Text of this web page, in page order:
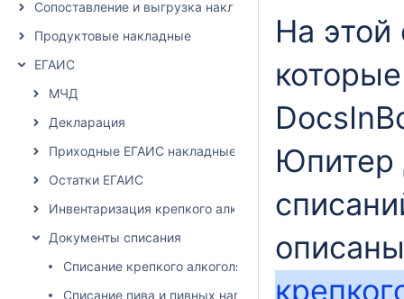
Сопоставление и выгрузка накладных в учетную систему
Продуктовые накладные
ЕГАИС
МЧД
Декларация
Приходные ЕГАИС накладные
Остатки ЕГАИС
Инвентаризация крепкого алкоголя
Документы списания
Списание крепкого алкоголя
Списание пива и пивных напитков
На этой
Юпитер